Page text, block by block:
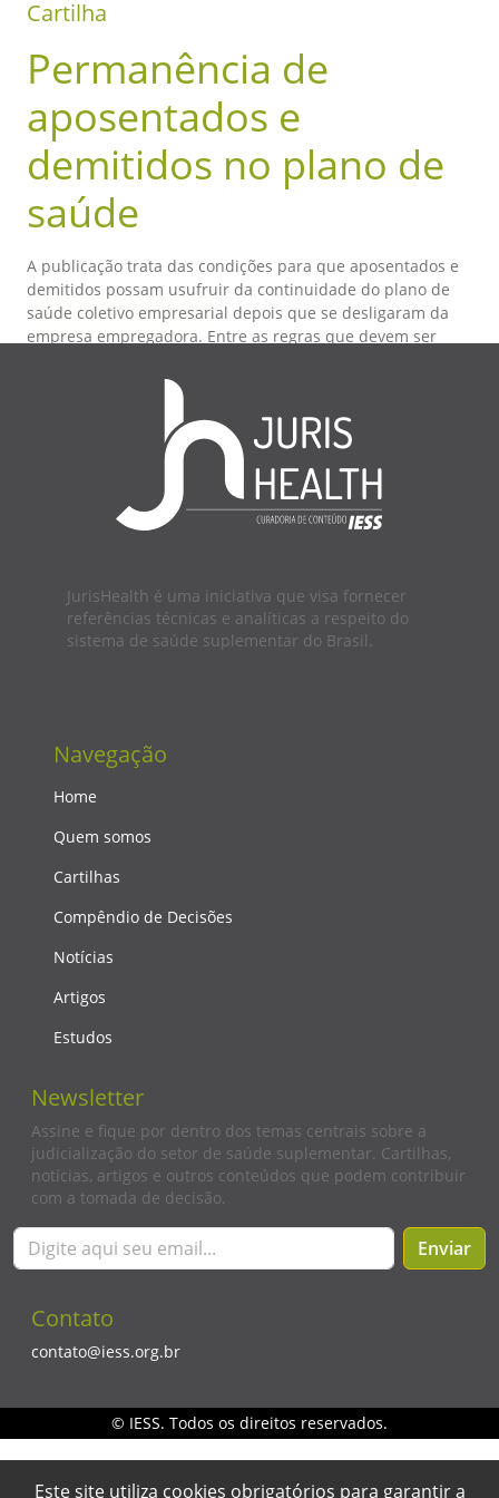
Cartilha
Permanência de
aposentados e
demitidos no plano de
saúde
A publicação trata das condições para que aposentados e
demitidos possam usufruir da continuidade do plano de
saúde coletivo empresarial depois que se desligaram da
empresa empregadora. Entre as regras que devem ser
com o empregador, para as mensalidades do seu plano de
Cartilha
Medicamentos
Os planos de saúde oferecem cobertura para
medicamentos de alta complexidade, indicados para o
tratamento de diversas doenças. Os medicamentos que
tem cobertura constam do Rol de Procedimentos e Eventos
em Saúde, da Agência Nacional de Saúde (ANS). A
cobertura.
Leia mais
JurisHealth é uma iniciativa que visa fornecer
referências técnicas e analíticas a respeito do
sistema de saúde suplementar do Brasil.
Navegação
Home
Quem somos
Cartilhas
Compêndio de Decisões
Notícias
Artigos
Estudos
Newsletter
Assine e fique por dentro dos temas centrais sobre a
judicialização do setor de saúde suplementar. Cartilhas,
notícias, artigos e outros conteúdos que podem contribuir
com a tomada de decisão.
Enviar
Contato
contato@iess.org.br
© IESS. Todos os direitos reservados.
Este site utiliza cookies obrigatórios para garantir a